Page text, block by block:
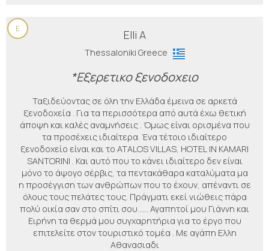
E Elli A
Thessaloniki Greece
*Εξερετικο ξενοδοχειο
Ταξιδεύοντας σε όλη την Ελλάδα έμεινα σε αρκετά
ξενοδοχεία . Για τα περισσότερα από αυτά έχω θετική
άποψη και καλές αναμνήσεις . Όμως είναι ορισμένα που
τα προσέχεις ιδιαίτερα. Ένα τέτοιο ιδιαίτερο
ξενοδοχείο είναι και το ATALOS VILLAS, HOTEL IN KAMARI
SANTORINI . Και αυτό που το κάνει ιδιαίτερο δεν είναι
μόνο το άψογο σέρβις, τα πεντακάθαρα καταλύματα μα
η προσέγγιση των ανθρώπων που το έχουν, απέναντι σε
όλους τους πελάτες τους. Πράγματι εκεί νιώθεις πάρα
πολύ οικία σαν στο σπίτι σου…… Αγαπητοί μου Γιάννη και
Ειρήνη τα θερμά μου συγχαρητήρια για το έργο που
επιτελείτε στον τουριστικό τομέα . Με αγάπη Ελλη
Αθανασιαδι